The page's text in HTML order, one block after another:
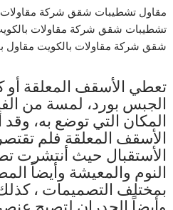
مقاول تشطيبات شقق شركة مقاولات
تشطيبات شقق شركة مقاولات
شقق شركة مقاولات بالكويت مقاول
تعطي الأسقف المعلقة أو
الجبس بورد، لمسة من
المكان التي توضع به،
الأسقف المعلقة فلم
الأستقبال حيث أنتشرت
النوم والمعيشة وأيضاً
بمختلف التصميمات ،